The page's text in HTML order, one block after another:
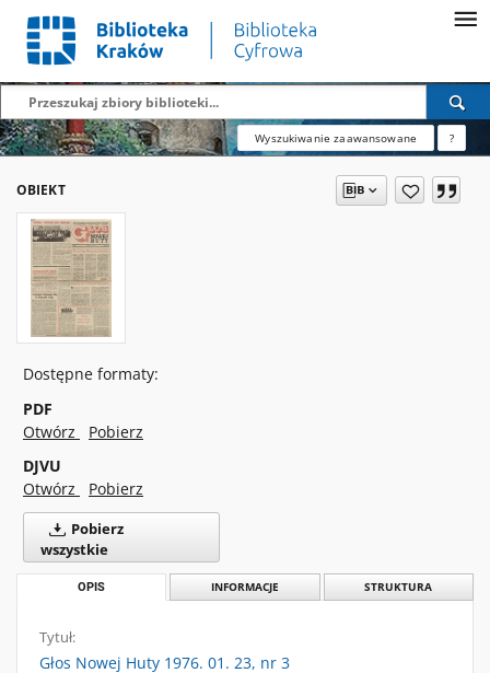
Wyszukiwanie zaawansowane ?
OBIEKT
Dostępne formaty:
PDF
Otwórz
Pobierz
DJVU
Otwórz
Pobierz
Pobierz
wszystkie
OPIS INFORMACJE STRUKTURA
Tytuł:
Głos Nowej Huty 1976. 01. 23, nr 3